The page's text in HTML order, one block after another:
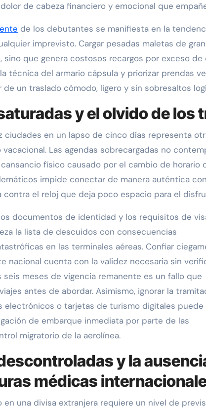
de cabeza financiero y emocional que
de los debutantes se manifiesta en la
imprevisto. Cargar pesadas maletas de
que genera costosos recargos por exceso
técnica del armario cápsula y priorizar prendas
de un traslado cómodo, ligero y sin sobresaltos
y el olvido de
ciudades en un lapso de cinco días representa
Las agendas sobrecargadas no
físico causado por el cambio de
impide conectar de manera auténtica
contra el reloj que deja poco espacio para el
documentos de identidad y los requisitos de
la lista de descuidos con consecuencias
en las terminales aéreas. Confiar
nacional cuenta con la validez necesaria sin
seis meses de vigencia remanente es un fallo que
antes de abordar. Asimismo, ignorar la
electrónicos o tarjetas de turismo digitales puede
de embarque inmediata por parte de las
migratorio de la aerolínea.
y la
médicas
en una divisa extranjera requiere un nivel de